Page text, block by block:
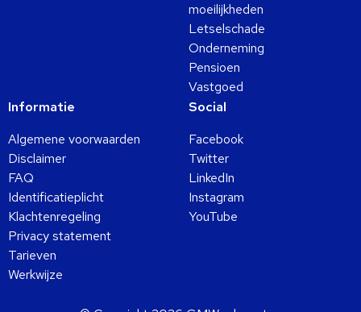
moeilijkheden
Letselschade
Onderneming
Pensioen
Vastgoed
Informatie
Algemene voorwaarden
Disclaimer
FAQ
Identificatieplicht
Klachtenregeling
Privacy statement
Tarieven
Werkwijze
Social
Facebook
Twitter
LinkedIn
Instagram
YouTube